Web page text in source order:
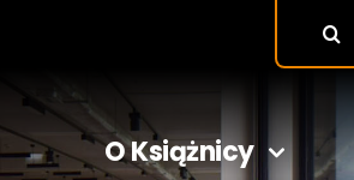
O Książnicy